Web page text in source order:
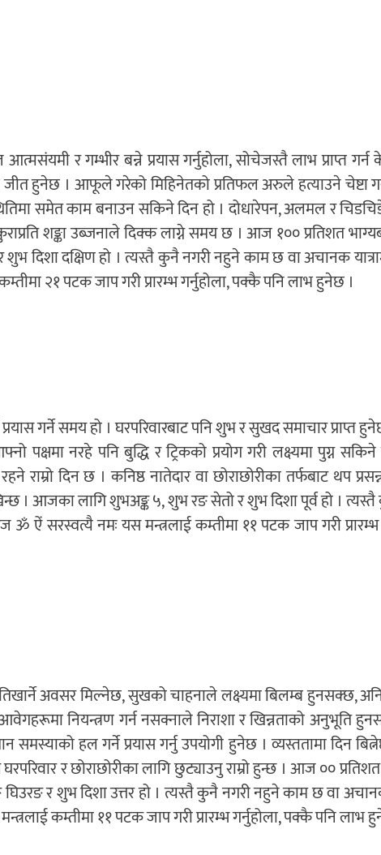
र गम्भीर बन्ने प्रयास गर्नुहोला, सोचेजस्तै लाभ प्राप्त
जीत हुनेछ । आफूले गरेको मिहिनेतको प्रतिफल अरुले हत्याउने चेष्टा
समेत काम बनाउन सकिने दिन हो । दोधारेपन, अलमल र
शङ्का उब्जनाले दिक्क लाग्ने समय छ । आज १०० प्रतिशत
दिशा दक्षिण हो । त्यस्तै कुनै नगरी नहुने काम छ वा अचानक
२१ पटक जाप गरी प्रारम्भ गर्नुहोला, पक्कै पनि लाभ हुनेछ ।
गर्ने समय हो । घरपरिवारबाट पनि शुभ र सुखद समाचार प्राप्त
पक्षमा नरहे पनि बुद्धि र ट्रिकको प्रयोग गरी लक्ष्यमा पुग्न सकिने
राम्रो दिन छ । कनिष्ठ नातेदार वा छोराछोरीका तर्फबाट थप
। आजका लागि शुभअङ्क ५, शुभ रङ सेतो र शुभ दिशा पूर्व हो ।
सरस्वत्यै नमः यस मन्त्रलाई कम्तीमा ११ पटक जाप गरी प्रारम्भ
अवसर मिल्नेछ, सुखको चाहनाले लक्ष्यमा बिलम्ब हुनसक्छ,
नियन्त्रण गर्न नसक्नाले निराशा र खिन्नताको अनुभूति
समस्याको हल गर्ने प्रयास गर्नु उपयोगी हुनेछ । व्यस्ततामा दिन
र छोराछोरीका लागि छुट्याउनु राम्रो हुन्छ । आज ००
र शुभ दिशा उत्तर हो । त्यस्तै कुनै नगरी नहुने काम छ वा अचानक
कम्तीमा ११ पटक जाप गरी प्रारम्भ गर्नुहोला, पक्कै पनि लाभ